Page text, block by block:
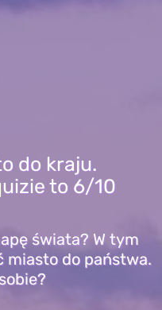
do kraju.
to 6/10
świata? W tym
miasto do państwa.